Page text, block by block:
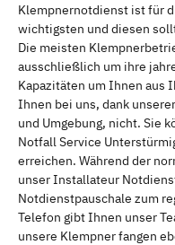
Klempnernotdienst ist für
wichtigsten und diesen
Die meisten
ausschließlich um ihre
Kapazitäten um Ihnen aus
Ihnen bei uns, dank
und Umgebung, nicht. Sie
Notfall Service
erreichen. Während der
unser Installateur
Notdienstpauschale zum
Telefon gibt Ihnen unser
unsere Klempner fangen